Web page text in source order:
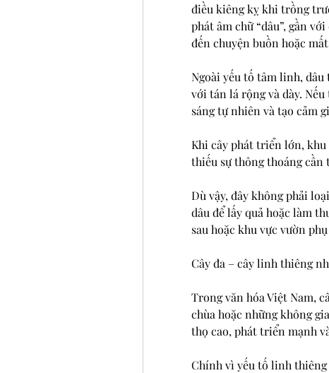
điều kiêng kỵ khi trồng
phát âm chữ “dâu”, gần
đến chuyện buồn hoặc
Ngoài yếu tố tâm linh,
với tán lá rộng và dày.
sáng tự nhiên và tạo cảm
Khi cây phát triển lớn,
thiếu sự thông thoáng cần
Dù vậy, đây không phải
dâu để lấy quả hoặc làm
sau hoặc khu vực vườn
Cây đa – cây linh thiêng
Trong văn hóa Việt Nam,
chùa hoặc những không
thọ cao, phát triển mạnh
Chính vì yếu tố linh